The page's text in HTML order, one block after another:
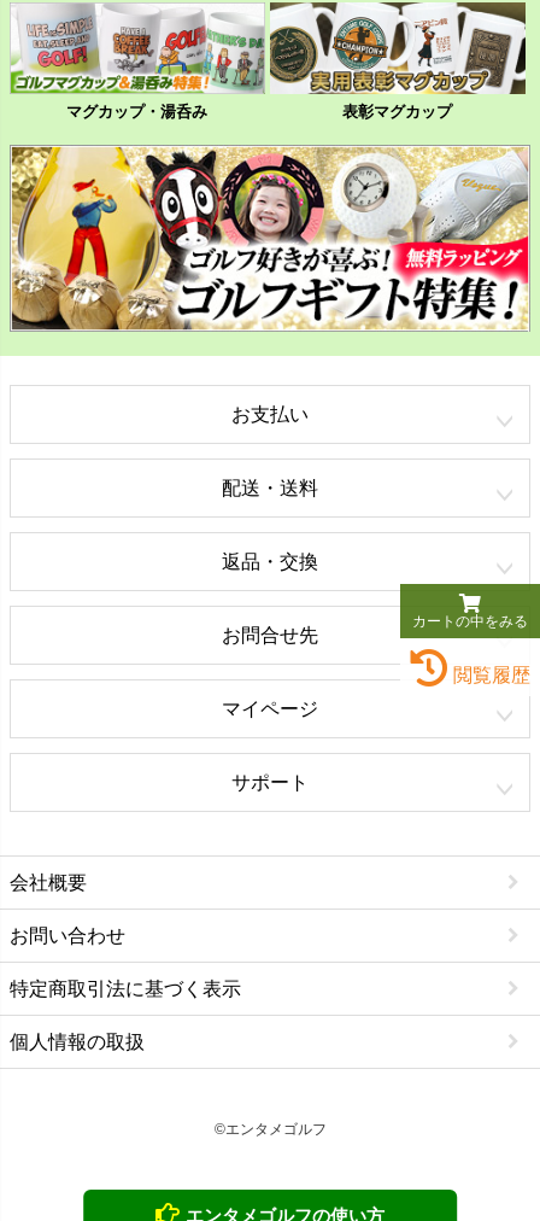
カートの中をみる
閲覧履歴
マグカップ・湯呑み 表彰マグカップ
お支払い
配送・送料
返品・交換
お問合せ先
マイページ
サポート
会社概要
お問い合わせ
特定商取引法に基づく表示
個人情報の取扱
©エンタメゴルフ
エンタメゴルフの使い方